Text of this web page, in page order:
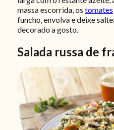
massa escorrida, os tomates
funcho, envolva e deixe
decorado a gosto.
Salada russa de